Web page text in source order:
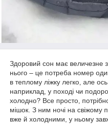
Здоровий сон має величезне
нього – це потреба номер
в теплому ліжку легко, але
наприклад, у поході чи
холодно? Все просто,
мішок. З ним ночі на свіжому
вже й холодними, у ньому